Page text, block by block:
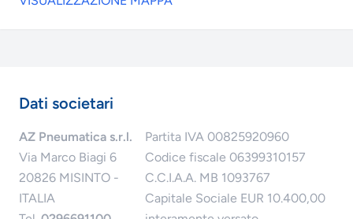
Dati societari
AZ Pneumatica s.r.l.
Via Marco Biagi 6
20826 MISINTO -
ITALIA
Partita IVA 00825920960
Codice fiscale 06399310157
C.C.I.A.A. MB 1093767
Capitale Sociale EUR 10.400,00